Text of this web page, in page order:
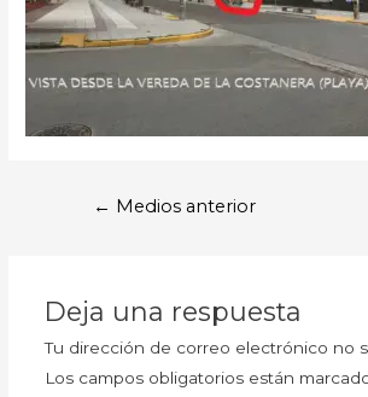
← Medios anterior
Deja una respuesta
Tu dirección de correo electrónico no
Los campos obligatorios están